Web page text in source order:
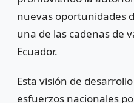
nuevas oportunidades
una de las cadenas de
Ecuador.
Esta visión de
esfuerzos nacionales